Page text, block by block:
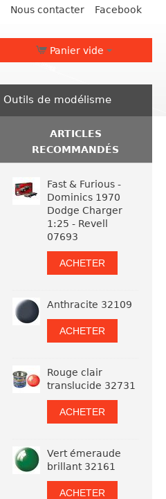
Nous contacter Facebook
Panier vide
Outils de modélisme
ARTICLES
RECOMMANDÉS
Fast & Furious -
Dominics 1970
Dodge Charger
1:25 - Revell
07693
ACHETER
Anthracite 32109
ACHETER
Rouge clair
translucide 32731
ACHETER
Vert émeraude
brillant 32161
ACHETER